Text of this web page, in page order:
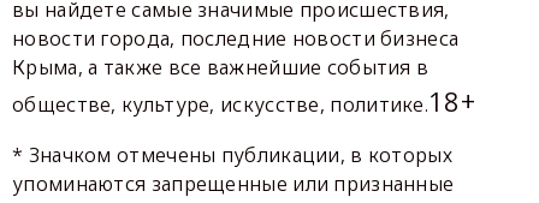
вы найдете самые значимые происшествия,
новости города, последние новости бизнеса
Крыма, а также все важнейшие события в
обществе, культуре, искусстве, политике.18+
* Значком отмечены публикации, в которых
упоминаются запрещенные или признанные